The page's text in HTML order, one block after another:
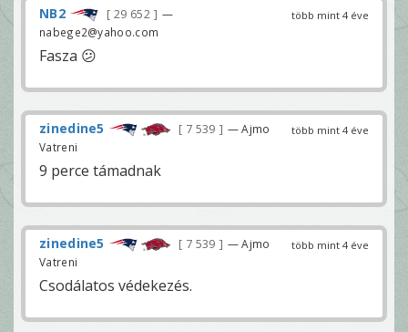
több mint 4 éve
NB2 29 652
—
nabege2@yahoo.com
Fasza 😕
több mint 4 éve
zinedine5 7 539
— Ajmo
Vatreni
9 perce támadnak
több mint 4 éve
zinedine5 7 539
— Ajmo
Vatreni
Csodálatos védekezés.